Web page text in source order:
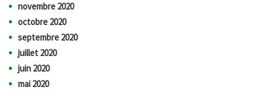
novembre 2020
octobre 2020
septembre 2020
juillet 2020
juin 2020
mai 2020